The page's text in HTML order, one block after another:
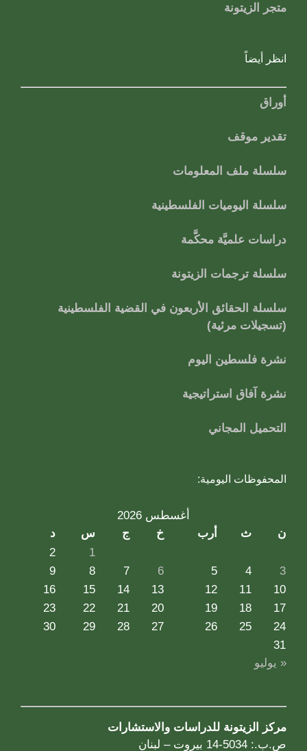
متجر الزيتونة
انظر أيضاً
أوراق
تقدير موقف
سلسلة ملف المعلومات
سلسلة اليوميات الفلسطينية
دراسات علميَّة محكَّمة
سلسلة ترجمات الزيتونة
سلسلة الحقائق الأربعون في القضية الفلسطينية
(تسجيلات مرئية)
نشرة فلسطين اليوم
نشرة آفاق استراتيجية
التحميل المجاني
المحفوظات اليومية:
أغسطس 2026
ن
ث أرب خ ج س
د
1
2
3
4
5
6
7
8
9
10
11
12
13
14
15
16
17
18
19
20
21
22
23
24
25
26
27
28
29
30
31
« يوليو
مركز الزيتونة للدراسات والاستشارات
ص.ب.: 5034-14 بيروت – لبنان